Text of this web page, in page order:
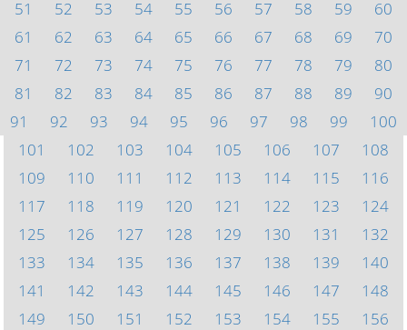
51
52 53 54 55 56 57 58 59
60
61
62 63 64 65 66 67 68 69
70
71
72 73 74 75 76 77 78 79
80
81
82 83 84 85 86 87 88 89
90
91
92 93 94 95 96 97 98 99
100
101
102 103 104 105 106 107
108
109
110 111 112 113 114 115
116
117
118 119 120 121 122 123
124
125
126 127 128 129 130 131
132
133
134 135 136 137 138 139
140
141
142 143 144 145 146 147
148
149
150 151 152 153 154 155
156